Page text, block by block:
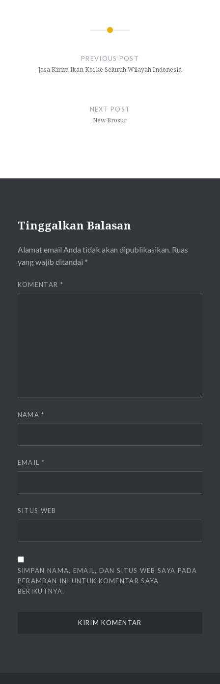
PREVIOUS POST
Jasa Kirim Ikan Koi ke Seluruh Wilayah Indonesia
NEXT POST
New Brosur
Tinggalkan Balasan
Alamat email Anda tidak akan dipublikasikan. Ruas
yang wajib ditandai *
KOMENTAR *
NAMA*
EMAIL *
SITUS WEB
SIMPAN NAMA, EMAIL, DAN SITUS WEB SAYA PADA
PERAMBAN INI UNTUK KOMENTAR SAYA
BERIKUTNYA.